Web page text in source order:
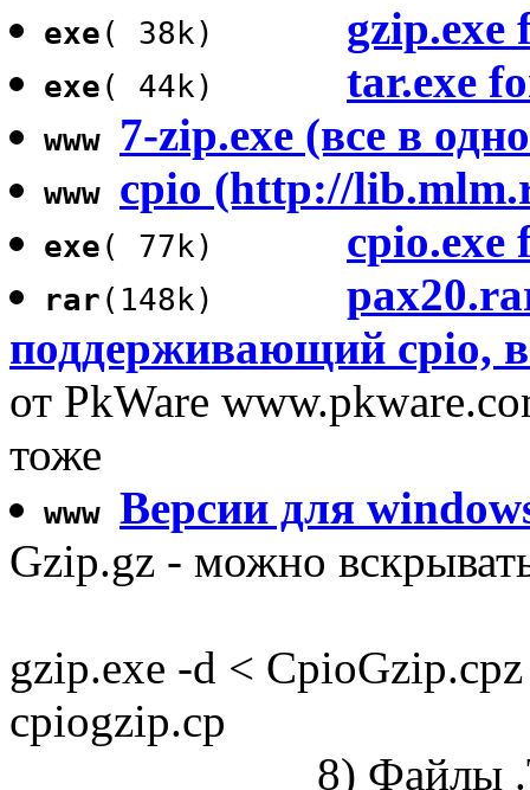
exe( 38k) gzip.exe
exe( 44k) tar.exe
www 7-zip.exe (все в
www cpio (http://
exe( 77k) cpio.exe
rar(148k)
поддерживающий cpio, в
от PkWare
тоже
www Версии для
Gzip.gz - можно
gzip.exe -d <
cpiogzip.cp
8) Файлы